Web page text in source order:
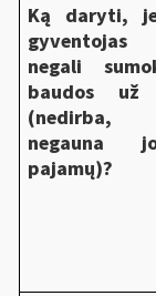
Ką daryti,
gyventojas
negali
baudos už
(nedirba,
negauna
pajamų)?